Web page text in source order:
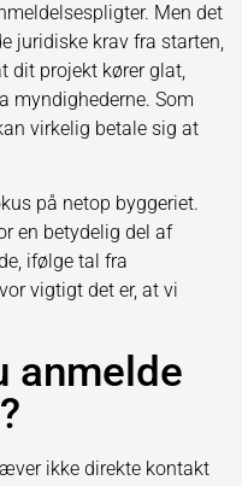
Men det
juridiske krav fra starten,
dit projekt kører glat,
myndighederne. Som
virkelig betale sig at
på netop byggeriet.
en betydelig del af
ifølge tal fra
vigtigt det er, at vi
anmelde
ikke direkte kontakt